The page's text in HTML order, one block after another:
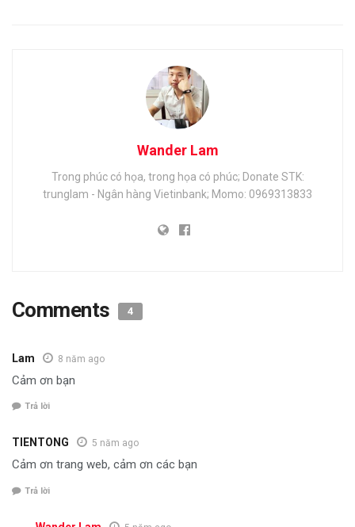
Wander Lam
Trong phúc có họa, trong họa có phúc; Donate STK:
trunglam - Ngân hàng Vietinbank; Momo: 0969313833
Comments 4
Lam 8 năm ago
Cảm ơn bạn
Trả lời
TIENTONG 5 năm ago
Cảm ơn trang web, cảm ơn các bạn
Trả lời